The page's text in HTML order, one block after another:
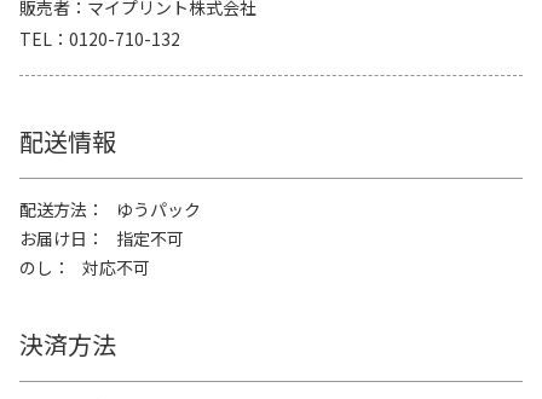
販売者
マイプリント株式会社
TEL
0120-710-132
配送情報
配送方法
ゆうパック
お届け日
指定不可
のし
対応不可
決済方法